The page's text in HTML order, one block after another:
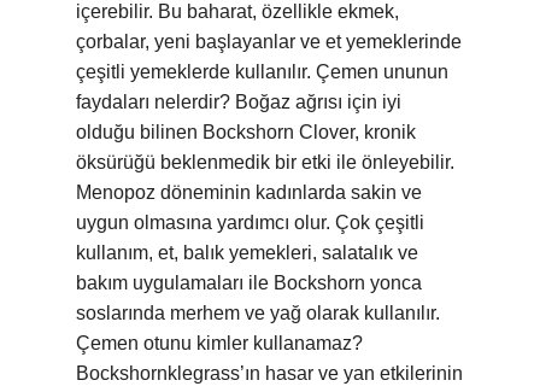
içerebilir. Bu baharat, özellikle ekmek,
çorbalar, yeni başlayanlar ve et yemeklerinde
çeşitli yemeklerde kullanılır. Çemen ununun
faydaları nelerdir? Boğaz ağrısı için iyi
olduğu bilinen Bockshorn Clover, kronik
öksürüğü beklenmedik bir etki ile önleyebilir.
Menopoz döneminin kadınlarda sakin ve
uygun olmasına yardımcı olur. Çok çeşitli
kullanım, et, balık yemekleri, salatalık ve
bakım uygulamaları ile Bockshorn yonca
soslarında merhem ve yağ olarak kullanılır.
Çemen otunu kimler kullanamaz?
Bockshornklegrass’ın hasar ve yan etkilerinin